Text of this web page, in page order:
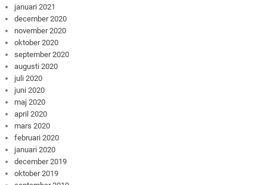
januari 2021
december 2020
november 2020
oktober 2020
september 2020
augusti 2020
juli 2020
juni 2020
maj 2020
april 2020
mars 2020
februari 2020
januari 2020
december 2019
oktober 2019